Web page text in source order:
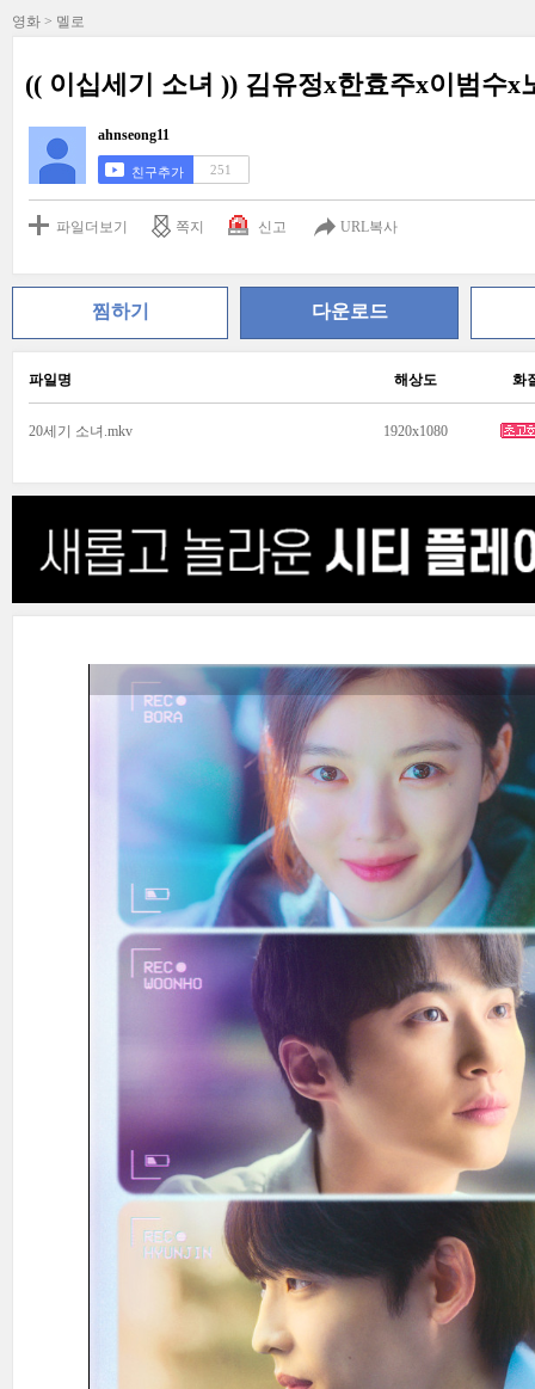
영화 > 멜로
(( 이십세기 소녀 )) 김유정x한효주x이범수x
ahnseong11
친구추가 251
파일더보기 쪽지 신고 URL복사
찜하기 다운로드
파일명 해상도 화
20세기 소녀.mkv 1920x1080